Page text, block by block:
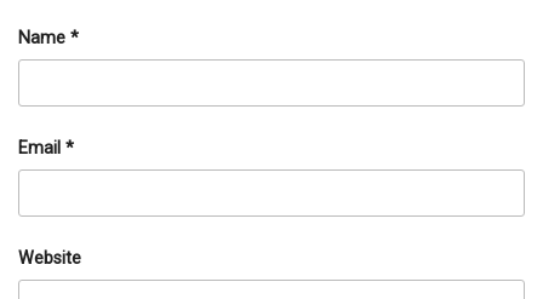
Name *
Email *
Website